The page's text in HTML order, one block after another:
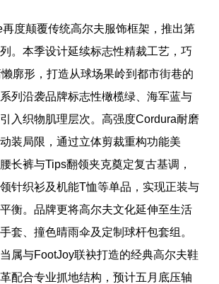
度颠覆传统高尔夫服饰框架，推出第
。本季设计延续标志性精裁工艺，巧
廓形，打造从球场果岭到都市街巷的
列沿袭品牌标志性橄榄绿、海军蓝与
入织物肌理层次。高强度Cordura耐磨
装局限，通过立体剪裁重构功能美
长裤与Tips翻领夹克奠定复古基调，
针织衫及机能T恤等单品，实现正装与
衡。品牌更将高尔夫文化延伸至生活
套、撞色晴雨伞及定制球杆包套组。
属与FootJoy联袂打造的经典高尔夫鞋
配合专业抓地结构，预计五月底压轴